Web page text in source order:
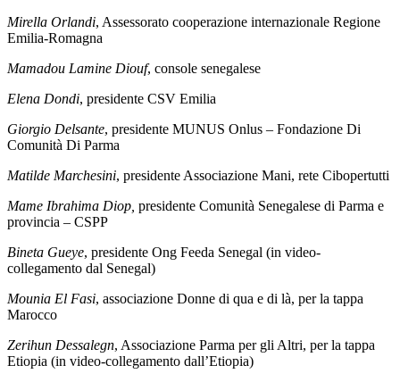
Mirella Orlandi, Assessorato cooperazione internazionale Regione
Emilia-Romagna
Mamadou Lamine Diouf, console senegalese
Elena Dondi, presidente CSV Emilia
Giorgio Delsante, presidente MUNUS Onlus – Fondazione Di
Comunità Di Parma
Matilde Marchesini, presidente Associazione Mani, rete Cibopertutti
Mame Ibrahima Diop, presidente Comunità Senegalese di Parma e
provincia – CSPP
Bineta Gueye, presidente Ong Feeda Senegal (in video-
collegamento dal Senegal)
Mounia El Fasi, associazione Donne di qua e di là, per la tappa
Marocco
Zerihun Dessalegn, Associazione Parma per gli Altri, per la tappa
Etiopia (in video-collegamento dall’Etiopia)